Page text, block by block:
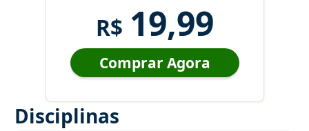
R$ 19,99
Comprar Agora
Disciplinas